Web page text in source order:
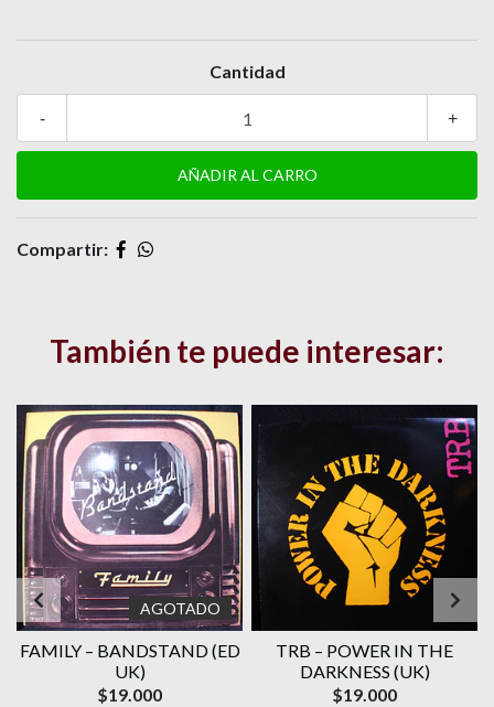
Cantidad
+
-
Compartir:
También te puede interesar:
AGOTADO
FAMILY ‎– BANDSTAND (ED
UK)
$19.000
TRB – POWER IN THE
DARKNESS (UK)
$19.000